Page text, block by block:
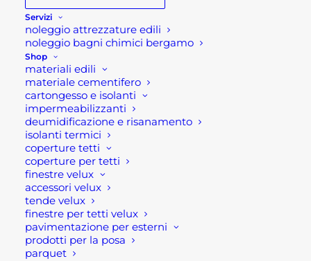
Servizi
noleggio attrezzature edili
noleggio bagni chimici bergamo
Shop
materiali edili
materiale cementifero
cartongesso e isolanti
impermeabilizzanti
deumidificazione e risanamento
isolanti termici
coperture tetti
coperture per tetti
finestre velux
accessori velux
tende velux
finestre per tetti velux
pavimentazione per esterni
prodotti per la posa
parquet
Divano letto giardino Tahiti
Divano letto giardino Tahiti con struttura in
allumino bianco con corda grigio melange in
textilene, cuscini con rivestimento TPU
idrorepellente col. Grigio chiaro di spessore 15 cm.
Caratteristiche tecniche:
Dimensioni: 183x180x84cm
struttura in allumino bianco
rivestimento in corda grigio melange in textilene,
cuscini Grigio chiaro di spessore 15 cm
cuscini con rivestimento TPU idrorepellente